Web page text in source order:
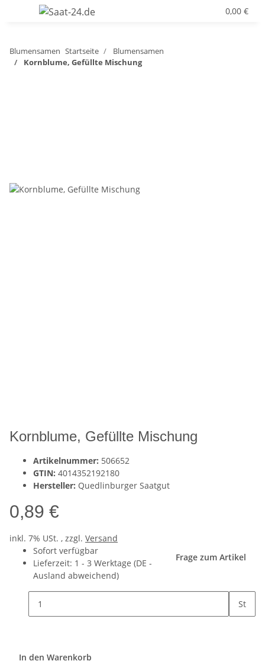
0,00 €
Blumensamen Startseite
Blumensamen
Kornblume, Gefüllte Mischung
Kornblume, Gefüllte Mischung
Artikelnummer: 506652
GTIN: 4014352192180
Hersteller: Quedlinburger Saatgut
0,89 €
inkl. 7% USt. , zzgl. Versand
Sofort verfügbar
Lieferzeit: 1 - 3 Werktage (DE -
Ausland abweichend)
Frage zum Artikel
St
In den Warenkorb